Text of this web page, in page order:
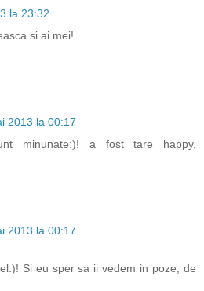
la 23:32
si ai mei!
2013 la 00:17
minunate:)! a fost tare happy,
2013 la 00:17
Si eu sper sa ii vedem in poze, de